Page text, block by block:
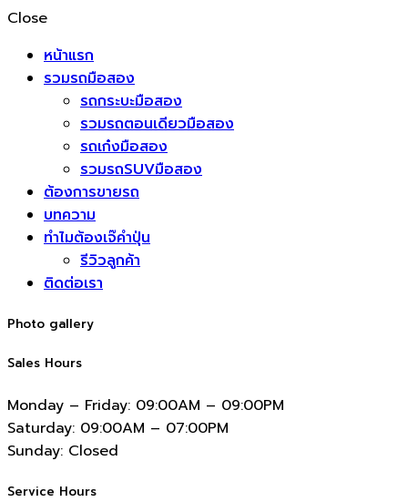
Close
หน้าแรก
รวมรถมือสอง
รถกระบะมือสอง
รวมรถตอนเดียวมือสอง
รถเก๋งมือสอง
รวมรถSUVมือสอง
ต้องการขายรถ
บทความ
ทำไมต้องเจ๊คำปุ่น
รีวิวลูกค้า
ติดต่อเรา
Photo gallery
Sales Hours
Monday – Friday: 09:00AM – 09:00PM
Saturday: 09:00AM – 07:00PM
Sunday: Closed
Service Hours